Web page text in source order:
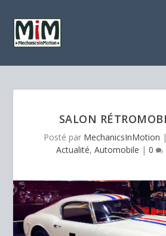
SALON
Posté par MechanicsInMotion |
Actualité, Automobile | 0